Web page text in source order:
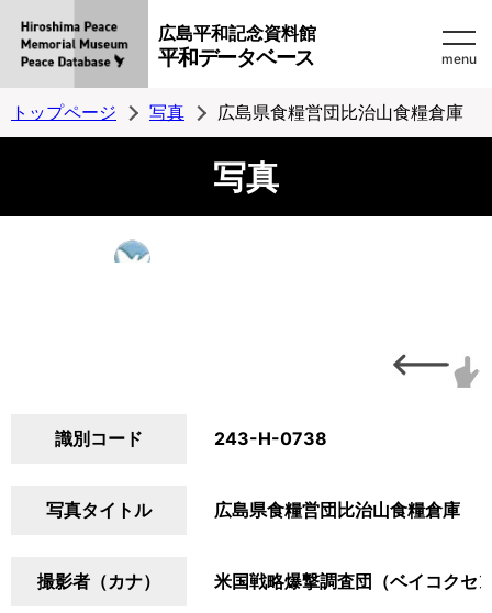
広島平和記念資料館
平和データベース menu
トップページ 写真 広島県食糧営団比治山食糧倉庫
写真
識別コード 243-H-0738
写真タイトル 広島県食糧営団比治山食糧倉庫
撮影者（カナ） 米国戦略爆撃調査団（ベイコクセ